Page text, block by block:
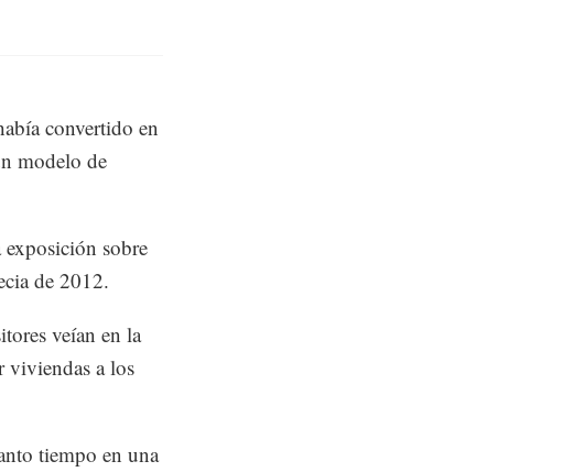
convertido en
modelo de
sobre
de 2012.
veían en la
viviendas a los
tiempo en una